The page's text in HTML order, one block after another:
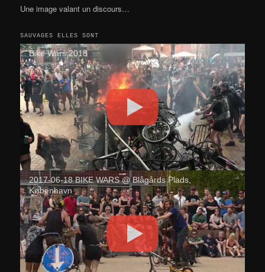
Une image valant un discours…
SAUVAGES ELLES SONT
Bike Wars 2018
2017-06-18 BIKE WARS @ Blågårds Plads,
København